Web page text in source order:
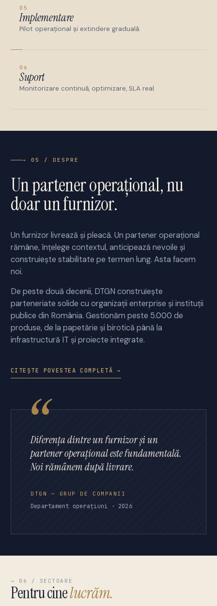
05
Implementare
Pilot operațional și extindere graduală.
06
Suport
Monitorizare continuă, optimizare, SLA real.
→ 05 / DESPRE
Un partener operațional, nu
doar un furnizor.
Un furnizor livrează și pleacă. Un partener operațional
rămâne, înțelege contextul, anticipează nevoile și
construiește stabilitate pe termen lung. Asta facem
noi.
De peste două decenii, DTGN construiește
parteneriate solide cu organizații enterprise și instituții
publice din România. Gestionăm peste 5.000 de
produse, de la papetărie și birotică până la
infrastructură IT și proiecte integrate.
CITEȘTE POVESTEA COMPLETĂ →
Diferența dintre un furnizor și un
partener operațional este fundamentală.
Noi rămânem după livrare.
DTGN — GRUP DE COMPANII
Departament operațiuni · 2026
→ 06 / SECTOARE
Pentru cinelucrăm.